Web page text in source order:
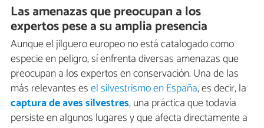
Las amenazas que preocupan a los
expertos pese a su amplia presencia
Aunque el jilguero europeo no está catalogado como
especie en peligro, sí enfrenta diversas amenazas que
preocupan a los expertos en conservación. Una de las
más relevantes esel silvestrismo en España, es decir, la
captura de aves silvestres, una práctica que todavía
persiste en algunos lugares y que afecta directamente a